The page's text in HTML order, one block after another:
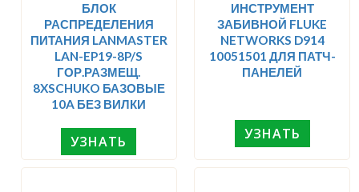
БЛОК
РАСПРЕДЕЛЕНИЯ
ПИТАНИЯ LANMASTER
LAN-EP19-8P/S
ГОР.РАЗМЕЩ.
8XSCHUKO БАЗОВЫЕ
10A БЕЗ ВИЛКИ
УЗНАТЬ
ИНСТРУМЕНТ
ЗАБИВНОЙ FLUKE
NETWORKS D914
10051501 ДЛЯ ПАТЧ-
ПАНЕЛЕЙ
УЗНАТЬ